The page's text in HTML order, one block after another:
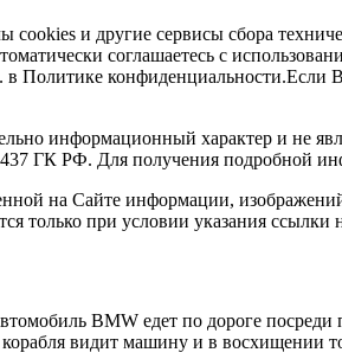
cookies и другие сервисы сбора
соглашаетесь с
в Политике
информационный характер и не
ГК РФ. Для получения подробной
на Сайте информации,
только при условии указания
BMW едет по дороге
видит машину и в восхищении